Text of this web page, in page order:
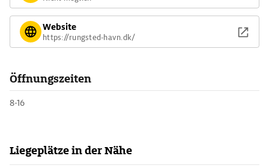
Website
https://rungsted-havn.dk/
Öffnungszeiten
8-16
Liegeplätze in der Nähe